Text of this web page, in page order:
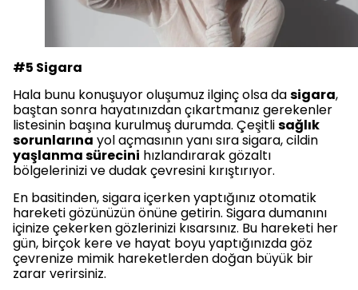
#5 Sigara
Hala bunu konuşuyor oluşumuz ilginç olsa dasigara,
baştan sonra hayatınızdan çıkartmanız gerekenler
listesinin başına kurulmuş durumda. Çeşitlisağlık
sorunlarına yol açmasının yanı sıra sigara, cildin
yaşlanma sürecini hızlandırarak gözaltı
bölgelerinizi ve dudak çevresini kırıştırıyor.
En basitinden, sigara içerken yaptığınız otomatik
hareketi gözünüzün önüne getirin. Sigara dumanını
içinize çekerken gözlerinizi kısarsınız. Bu hareketi her
gün, birçok kere ve hayat boyu yaptığınızda göz
çevrenize mimik hareketlerden doğan büyük bir
zarar verirsiniz.